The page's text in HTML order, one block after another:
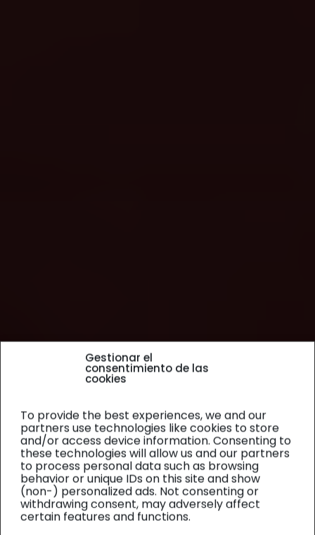
Gestionar el
consentimiento de las
cookies
To provide the best experiences, we and our
partners use technologies like cookies to store
and/or access device information. Consenting to
these technologies will allow us and our partners
to process personal data such as browsing
behavior or unique IDs on this site and show
(non-) personalized ads. Not consenting or
withdrawing consent, may adversely affect
certain features and functions.